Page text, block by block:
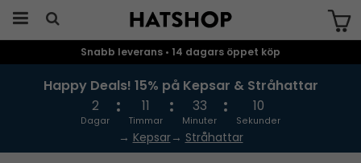
Snabb leverans • 14 dagars öppet köp
Happy Deals! 15% på Kepsar & Stråhattar
2
Dagar
11
Timmar
33
Minuter
10
Sekunder
→ Kepsar→ Stråhattar